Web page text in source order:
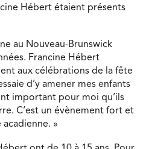
Hébert étaient présents
au Nouveau-Brunswick
Francine Hébert
aux célébrations de la fête
d’y amener mes enfants
important pour moi qu’ils
C’est un évènement fort et
»